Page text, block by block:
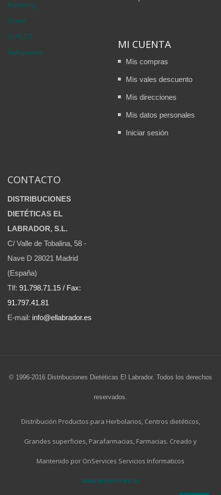
Marketing
Granel
OUTLET
Refrigerados
MI CUENTA
Mis compras
Mis vales descuento
Mis direcciones
Mis datos personales
Iniciar sesión
CONTACTO
DISTRIBUCIONES
DIETÉTICAS EL
LABRADOR, S.L.
C/ Valle de Tobalina, 58 -
Nave D 28021 Madrid
(España)
Tlf: 91.798.71.15 / Fax:
91.797.41.81
E-mail: info@ellabrador.es
© 1996-2016 Distribuciones Dietéticas El Labrador. Todos los derechos
reservados.
Distribución Productos para Herbolarios, Centros dietéticos,
Grandes superficies, Parafarmacias, Farmacias. Creado y
Mantenido por OnServices Servicios Informaticos
www.onservices.es